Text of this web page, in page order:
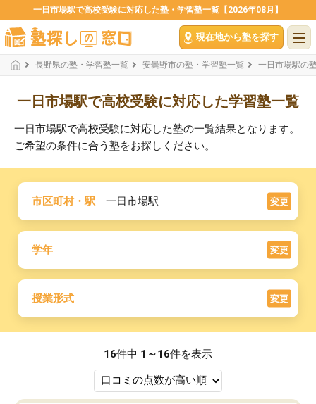
一日市場駅で高校受験に対応した塾・学習塾一覧【2026年08月】
現在地から塾を探す
長野県の塾・学習塾一覧 安曇野市の塾・学習塾一覧 一日市場駅の
一日市場駅で高校受験に対応した学習塾一覧
一日市場駅で高校受験に対応した塾の一覧結果となります。
ご希望の条件に合う塾をお探しください。
市区町村・駅 一日市場駅 変更
学年 変更
授業形式 変更
16件中 1～16件を表示